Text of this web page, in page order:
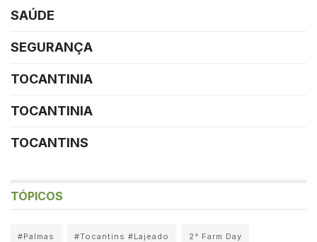
SAÚDE
SEGURANÇA
TOCANTINIA
TOCANTINIA
TOCANTINS
TÓPICOS
#Palmas #Tocantins #Lajeado 2° Farm Day